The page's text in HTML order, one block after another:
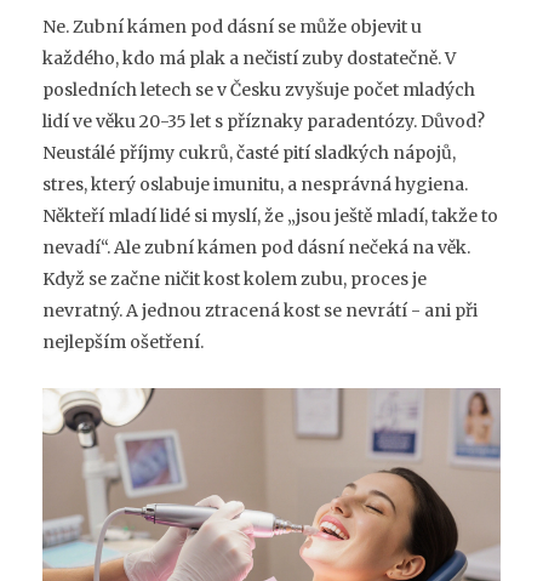
Ne. Zubní kámen pod dásní se může objevit u
každého, kdo má plak a nečistí zuby dostatečně. V
posledních letech se v Česku zvyšuje počet mladých
lidí ve věku 20-35 let s příznaky paradentózy. Důvod?
Neustálé příjmy cukrů, časté pití sladkých nápojů,
stres, který oslabuje imunitu, a nesprávná hygiena.
Někteří mladí lidé si myslí, že „jsou ještě mladí, takže to
nevadí“. Ale zubní kámen pod dásní nečeká na věk.
Když se začne ničit kost kolem zubu, proces je
nevratný. A jednou ztracená kost se nevrátí - ani při
nejlepším ošetření.